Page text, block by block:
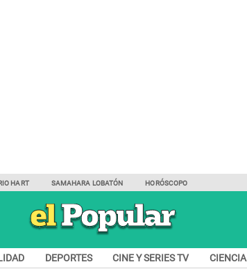
HART SAMAHARA LOBATÓN HORÓSCOPO
DEPORTES CINE Y SERIES TV CIENCIA